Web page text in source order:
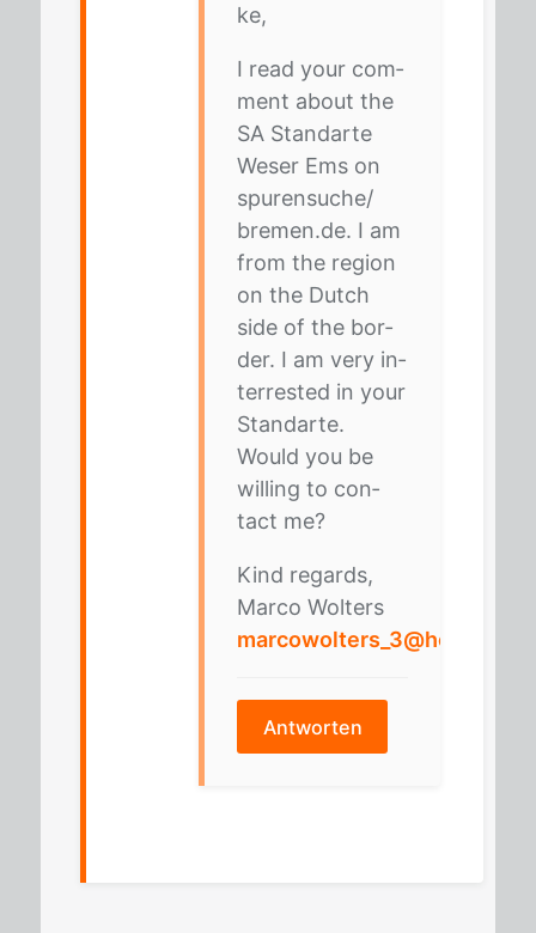
ke,
I read your com­
ment about the
SA Stan­dar­te
We­ser Ems on
spu­ren­su­che/​
bre­men.de. I am
from the re­gi­on
on the Dutch
side of the bor­
der. I am very in­
ter­rested in your
Stan­dar­te.
Would you be
wil­ling to con­
tact me?
Kind re­gards,
Mar­co Wol­ters
Antworten